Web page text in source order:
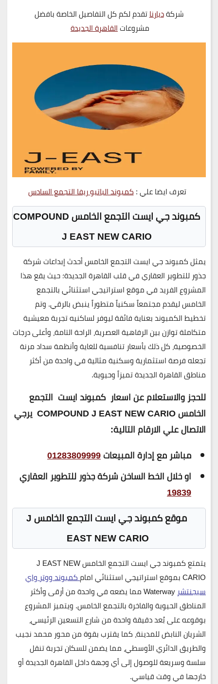
شركةديارناتقدم لكم كل التفاصيل الخاصة بافضل
مشروعاتالقاهرة الجديدة
تعرف ايضا علي :كمبوند الباتيو ريفا التجمع السادس
كمبوند جي ايست التجمع الخامس COMPOUND
J EAST NEW CARIO
يمثلكمبوند جي ايست التجمع الخامسأحدث إبداعاتشركة
جذور للتطوير العقاريفي قلب القاهرة الجديدة؛ حيث يقع هذا
المشروع الفريد في موقع استراتيجي استثنائي بالتجمع
الخامس ليقدم مجتمعاً سكنياً متطوراً ينبض بالرقي. وتم
تخطيط الكمبوند بعناية فائقة ليوفر لساكنيه تجربة معيشية
متكاملة توازن بين الرفاهية العصرية، الراحة التامة، وأعلى درجات
الخصوصية، كل ذلك بأسعار تنافسية للغاية وأنظمة سداد مرنة
تجعله فرصة استثمارية وسكنية مثالية في واحدة من أكثر
مناطق القاهرة الجديدة تميزاً وحيوية.
للحجز والاستعلام عن اسعار كمبوند ايست التجمع
الخامس COMPOUND J EAST NEW CARIO
يرجي
الاتصال علي الارقام التالية:
مباشر مع إدارة المبيعات01283809999
او خلال الخط الساخن شركة جذور للتطوير العقاري
19839
موقع كمبوند جي ايست التجمع الخامس J
EAST NEW CARIO
يتمتع
كمبوند جي ايست التجمع الخامس J EAST NEW
CARIOبموقع استراتيجي استثنائي امامكمبوند ووتر واي
سيجنتشرWaterwayمما يضعه في واحدة من أرقى وأكثر
المناطق الحيوية والفاخرة بالتجمع الخامس. ويتميز المشروع
بوقوعه على بُعددقيقة واحدة من شارع التسعين الرئيسي،
الشريان النابض للمدينة، كما يقترب بقوة منمحور محمد نجيب
والطريق الدائري الأوسطي، مما يضمن للسكان تجربة تنقل
سلسة وسريعة للوصول إلى أي وجهة داخل القاهرة الجديدة أو
خارجها في وقت قياسي.